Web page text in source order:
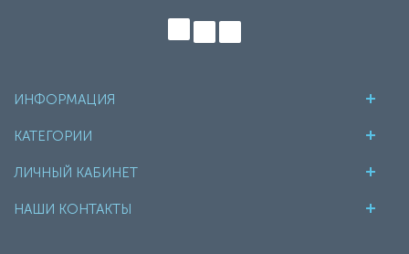
ИНФОРМАЦИЯ
КАТЕГОРИИ
ЛИЧНЫЙ КАБИНЕТ
НАШИ КОНТАКТЫ